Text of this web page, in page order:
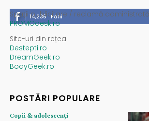
14,235 Fani
Spații publicitare / reclamă
PROMOdesk.ro
Site-uri din rețea:
Destepti.ro
DreamGeek.ro
BodyGeek.ro
POSTĂRI POPULARE
Copii & adolescenți